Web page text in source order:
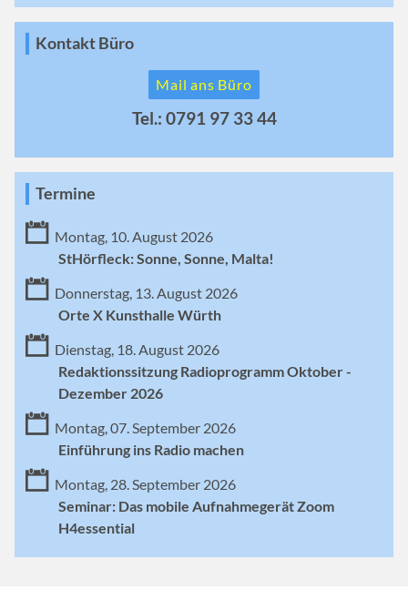
Kontakt Büro
Mail ans Büro
Tel.: 0791 97 33 44
Termine
Montag, 10. August 2026
StHörfleck: Sonne, Sonne, Malta!
Donnerstag, 13. August 2026
Orte X Kunsthalle Würth
Dienstag, 18. August 2026
Redaktionssitzung Radioprogramm Oktober -
Dezember 2026
Montag, 07. September 2026
Einführung ins Radio machen
Montag, 28. September 2026
Seminar: Das mobile Aufnahmegerät Zoom
H4essential